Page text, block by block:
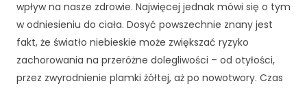
wpływ na nasze zdrowie. Najwięcej jednak mówi się o tym
w odniesieniu do ciała. Dosyć powszechnie znany jest
fakt, że światło niebieskie może zwiększać ryzyko
zachorowania na przeróżne dolegliwości – od otyłości,
przez zwyrodnienie plamki żółtej, aż po nowotwory. Czas